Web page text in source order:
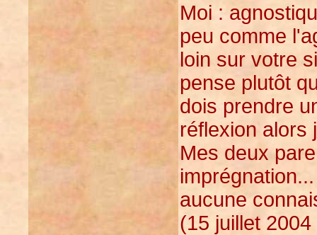
Moi :
peu comme
loin sur votre
pense plutôt
dois prendre
réflexion alors
Mes deux
aucune
(15 juillet